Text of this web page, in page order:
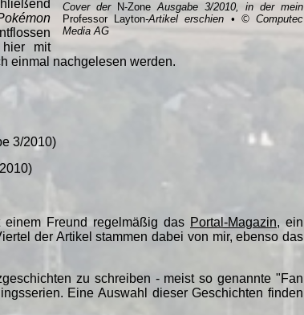
Cover der N-Zone Ausgabe 3/2010, in der mein
Professor Layton-Artikel erschien • © Computec
Media AG
hier mit
einmal nachgelesen werden.
3/2010)
Freund regelmäßig das Portal-Magazin, ein
der Artikel stammen dabei von mir, ebenso das
zu schreiben - meist so genannte "Fan
Eine Auswahl dieser Geschichten finden